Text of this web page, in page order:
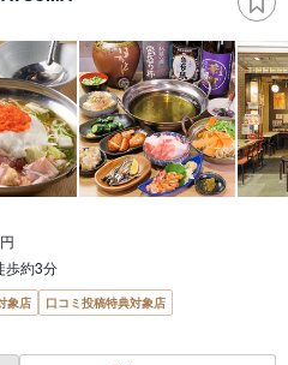
歩約3分
象店
口コミ投稿特典対象店